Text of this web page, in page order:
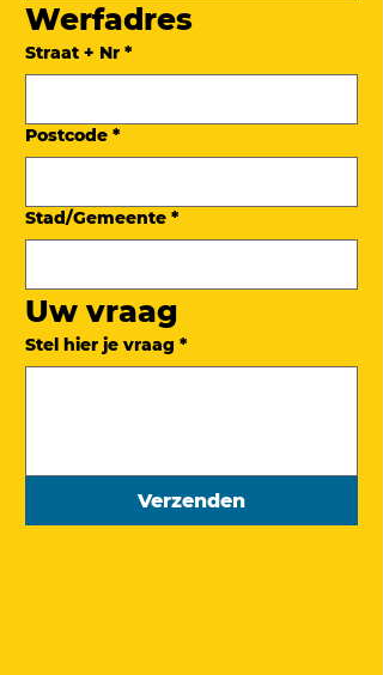
Werfadres
Straat + Nr *
Postcode *
Stad/Gemeente *
Uw vraag
Stel hier je vraag *
Verzenden